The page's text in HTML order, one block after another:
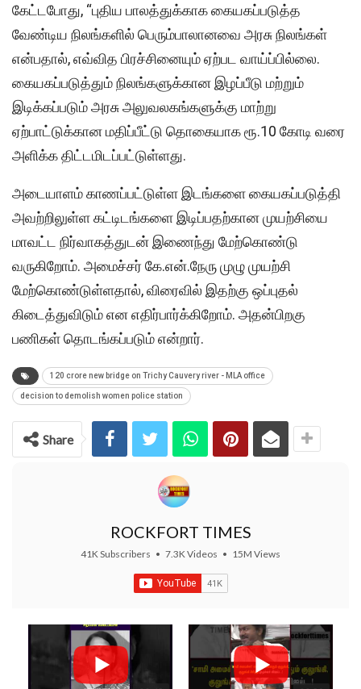
கேட்டபோது, “புதிய பாலத்துக்காக கையகப்படுத்த
வேண்டிய நிலங்களில் பெரும்பாலானவை அரசு நிலங்கள்
என்பதால், எவ்வித பிரச்சினையும் ஏற்பட வாய்ப்பில்லை.
கையகப்படுத்தும் நிலங்களுக்கான இழப்பீடு மற்றும்
இடிக்கப்படும் அரசு அலுவலகங்களுக்கு மாற்று
ஏற்பாட்டுக்கான மதிப்பீட்டு தொகையாக ரூ.10 கோடி வரை
அளிக்க திட்டமிடப்பட்டுள்ளது.
அடையாளம் காணப்பட்டுள்ள இடங்களை கையகப்படுத்தி
அவற்றிலுள்ள கட்டிடங்களை இடிப்பதற்கான முயற்சியை
மாவட்ட நிர்வாகத்துடன் இணைந்து மேற்கொண்டு
வருகிறோம். அமைச்சர் கே.என்.நேரு முழு முயற்சி
மேற்கொண்டுள்ளதால், விரைவில் இதற்கு ஒப்புதல்
கிடைத்துவிடும் என எதிர்பார்க்கிறோம். அதன்பிறகு
பணிகள் தொடங்கப்படும் என்றார்.
120 crore new bridge on Trichy Cauvery river - MLA office
decision to demolish women police station
Share
ROCKFORT TIMES
41K Subscribers • 7.3K Videos • 15M Views